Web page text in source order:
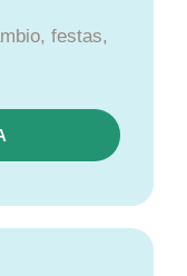
festas,